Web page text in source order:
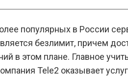
популярных в России
безлимит, причем
в этом плане. Главное
Tele2 оказывает